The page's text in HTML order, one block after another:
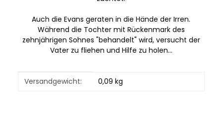
Auch die Evans geraten in die Hände der Irren.
Während die Tochter mit Rückenmark des
zehnjährigen Sohnes "behandelt" wird, versucht der
Vater zu fliehen und Hilfe zu holen...
Produkteigenschaft
Wert
Versandgewicht: 0,09 kg